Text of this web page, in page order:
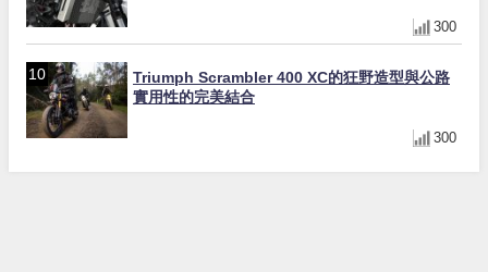
300
Triumph Scrambler 400 XC的狂野造型與公路
實用性的完美結合
300